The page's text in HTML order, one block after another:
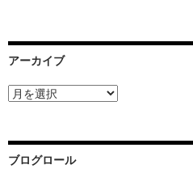
アーカイブ
ア
ー
ブ
ブログロール